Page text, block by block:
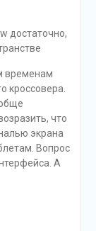
достаточно,
временам
кроссовера.
что
экрана
Вопрос
А